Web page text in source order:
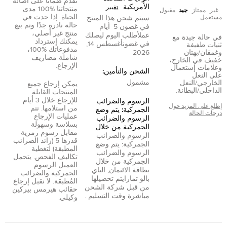
غير
مستعمل
ممتاز جيد مقبول
في حالة جيدة مع
ثنيات طفيفة
وغمقان/بهتان
خفيف في الخارج،
وعلامات إستعمال
على النعل
الخارجي/النعل
الداخلي/البطانة.
إطلع على المزيد حول
درجات الحالة
الأمريكية
تغيير
سيتم شحن هذا المنتج
في غضون 5
أيام
عملأطلب اليوم ليصلك
في غضون
أغسطس 14,
2026
الشحن والتأمين:
مشمول
الرسوم والضرائب
الجمركية: يتم وضع
الرسوم والضرائب
الجمركية من خلال
الرسوم والضرائب
الجمركية: يتم وضع
الرسوم والضرائب
الجمركية من خلال
بطاقة الائتمان
الباي
بالو تمارا يتم تحصيلها
من قبل شركة الشحن
مباشرة وقت التسليم .
منتجاتنا %100 مدى
الحياة. إذا حدث في
حالة نادرة جدًا وتم بيع
منتج غير أصلي،
يمكنك إسترداد
مدفوعاتك %100،
شاملة مصاريف
الإرجاع.
يمكن إرجاع جميع
المنتجات القابلة
للإرجاع خلال 3 أيام
من استلامها. تتم
عمليات الإرجاع
بسلاسة وسهولة
مقابل رسوم رمزية
قدرها 5 (زائد الضرائب
المطبقة) لتغطية
تكاليف الفحص. يتحمل
العميل الرسوم
الجمركية والضرائب
المُطبقة. لا نقبل إرجاع
حقائب هيرمس بيركين
وكيلي.